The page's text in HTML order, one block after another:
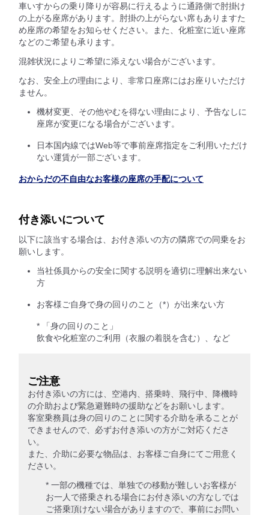
車いすからの乗り降りが容易に行えるように通路側で肘掛け
の上がる座席があります。肘掛の上がらない席もありますた
め座席の希望をお知らせください。また、化粧室に近い座席
などのご希望も承ります。
混雑状況によりご希望に添えない場合がございます。
なお、安全上の理由により、非常口座席にはお座りいただけ
ません。
機材変更、その他やむを得ない理由により、予告なしに
座席が変更になる場合がございます。
日本国内線ではWeb等で事前座席指定をご利用いただけ
ない運賃が一部ございます。
おからだの不自由なお客様の座席の手配について
付き添いについて
以下に該当する場合は、お付き添いの方の隣席での同乗をお
願いします。
当社係員からの安全に関する説明を適切に理解出来ない
方
お客様ご自身で身の回りのこと（*）が出来ない方
* 「身の回りのこと」
飲食や化粧室のご利用（衣服の着脱を含む）、など
ご注意
お付き添いの方には、空港内、搭乗時、飛行中、降機時
の介助および緊急避難時の援助などをお願いします。
客室乗務員は身の回りのことに関する介助を承ることが
できませんので、必ずお付き添いの方がご対応くださ
い。
また、介助に必要な物品は、お客様ご自身にてご用意く
ださい。
* 一部の機種では、単独での移動が難しいお客様が
お一人で搭乗される場合にお付き添いの方なしでは
ご搭乗頂けない場合がありますので、事前にお問い